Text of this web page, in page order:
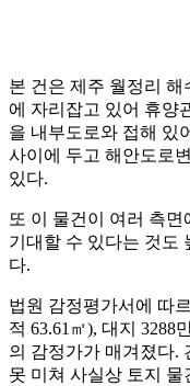
본 건은 제주 월정리 해
에 자리잡고 있어 휴양
을 내부도로와 접해 있
사이에 두고 해안도로
있다.
또 이 물건이 여러 측
기대할 수 있다는 것도
다.
법원 감정평가서에 따
적 63.61㎡), 대지 3288
의 감정가가 매겨졌다.
못 미쳐 사실상 토지